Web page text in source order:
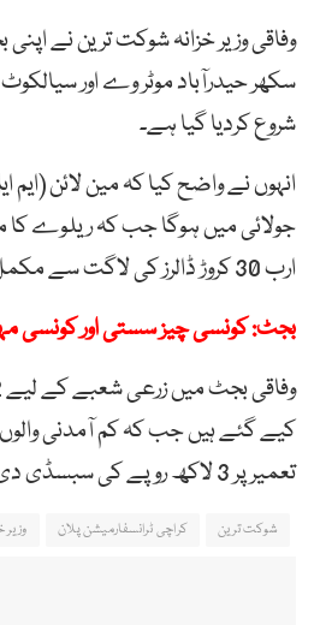
وفاقی وزیر خزانہ شوکت ترین نے
سکھر حیدرآباد موٹر وے اور
شروع کردیا گیا ہے۔
انہوں نے واضح کیا کہ مین لائن
ارب 30 کروڑ ڈالرز کی لاگت سے مکمل ہوگا۔
بجٹ: کونسی چیز سستی اور کونسی
کیے گئے ہیں جب کہ کم آمدنی
تعمیرپر 3 لاکھ روپے کی سبسڈی دی جائے گی۔
شوکت ترین کراچی ٹرانسفارمیشن پلان وزیر